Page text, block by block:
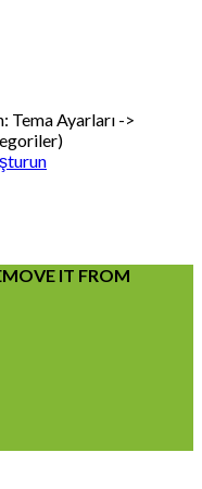
Tema Ayarları ->
IT FROM